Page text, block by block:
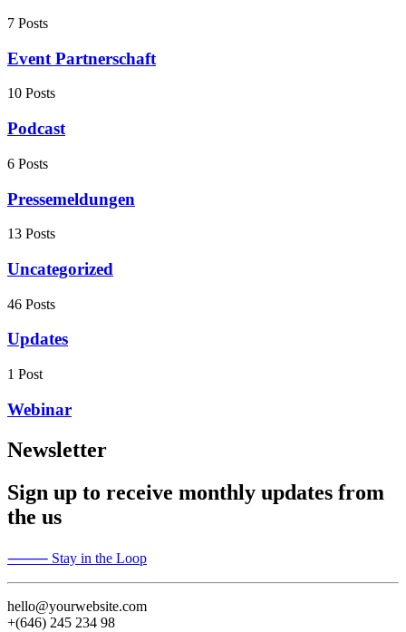
7 Posts
Event Partnerschaft
10 Posts
Podcast
6 Posts
Pressemeldungen
13 Posts
Uncategorized
46 Posts
Updates
1 Post
Webinar
Newsletter
Sign up to receive monthly updates from
the us
⸻ Stay in the Loop
hello@yourwebsite.com
+(646) 245 234 98